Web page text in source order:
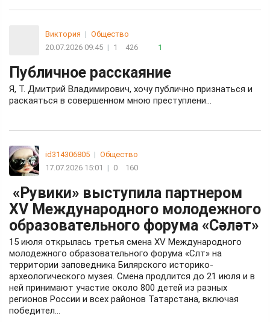
Виктория | Общество
20.07.2026 09:45 | 1 426 1
Публичное расскаяние
Я, Т. Дмитрий Владимирович, хочу публично признаться и
раскаяться в совершенном мною преступлени…
id314306805 | Общество
17.07.2026 15:01
| 0 160
«Рувики» выступила партнером
XV Международного молодежного
образовательного форума «Сәләт»
15 июля открылась третья смена XV Международного
молодежного образовательного форума «Слт» на
территории заповедника Билярского историко-
археологического музея. Смена продлится до 21 июля и в
ней принимают участие около 800 детей из разных
регионов России и всех районов Татарстана, включая
победител...